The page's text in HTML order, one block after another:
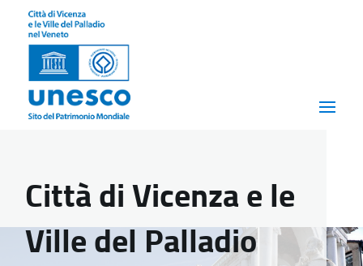
Città di Vicenza e le
Ville del Palladio